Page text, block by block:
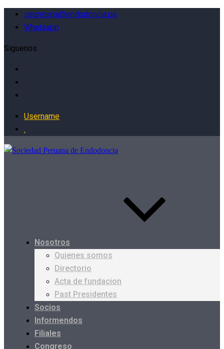
secretaria@endodoncia.pe
Whatsapp
Siguenos
Username
.
Nosotros
Quienes somos
Directorio
Acta de fundacion
Past Presidentes
Socios
Informendos
Filiales
Congreso